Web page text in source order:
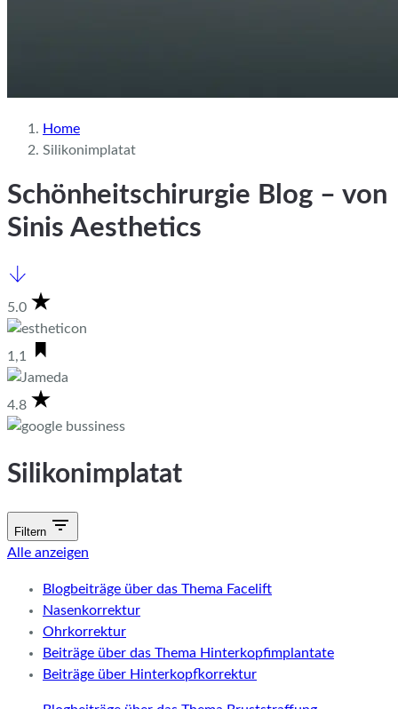
Home
Silikonimplatat
Schönheitschirurgie Blog – von
Sinis Aesthetics
5.0
1,1
4.8
Silikonimplatat
Filtern
Alle anzeigen
Blogbeiträge über das Thema Facelift
Nasenkorrektur
Ohrkorrektur
Beiträge über das Thema Hinterkopfimplantate
Beiträge über Hinterkopfkorrektur